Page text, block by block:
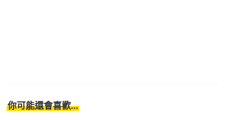
你可能還會喜歡...